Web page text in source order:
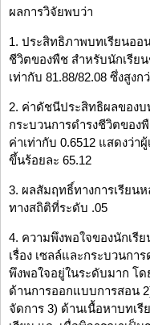
ผลการวิจัยพบว่า
1. ประสิทธิภาพบทเรียนออ
ชีวิตของพืช สำหรับนักเรีย
เท่ากับ 81.88/82.08 ซึ่งสูง
2. ค่าดัชนีประสิทธิผลของบ
กระบวนการดำรงชีวิตขอ
ค่าเท่ากับ 0.6512 แสดงว่า
ขึ้นร้อยละ 65.12
3. ผลสัมฤทธิ์ทางการเรียน
ทางสถิติที่ระดับ .05
4. ความพึงพอใจของนักเรี
เรื่อง เซลล์และกระบวนก
พึงพอใจอยู่ในระดับมาก โ
ด้านการออกแบบการสอน
จัดการ 3) ด้านเนื้อหาบทเ